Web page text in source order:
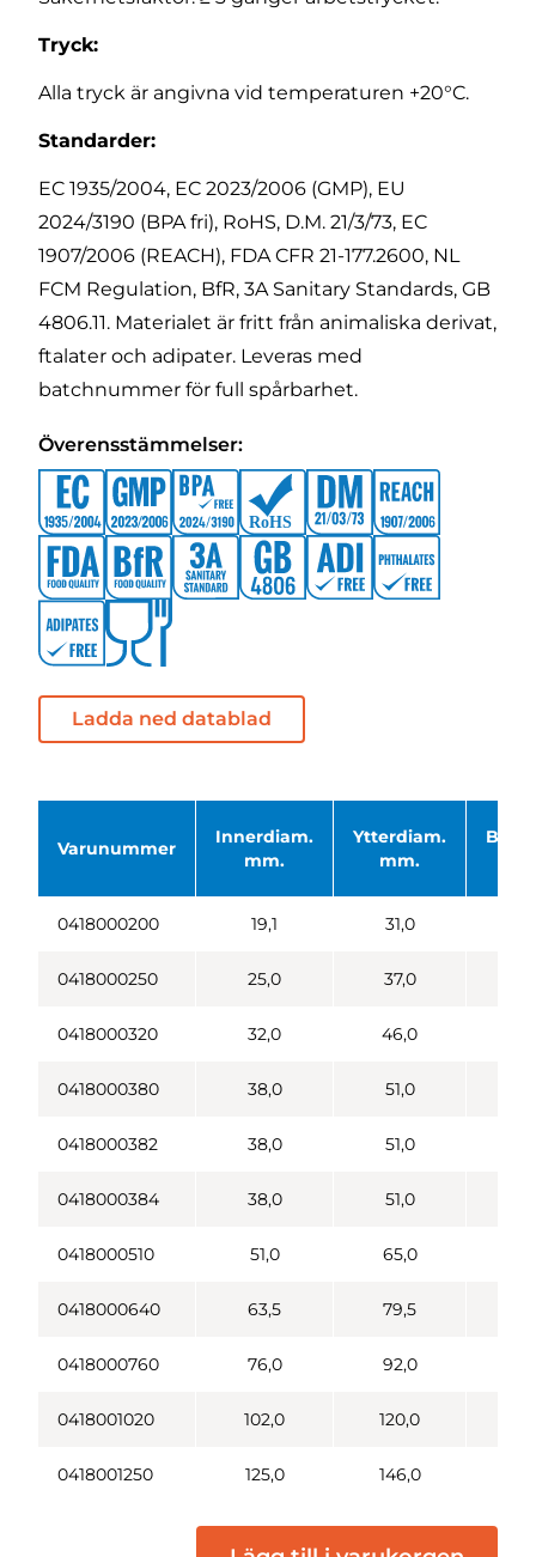
Tryck:
Alla tryck är angivna vid temperaturen +20°C.
Standarder:
EC 1935/2004, EC 2023/2006 (GMP), EU
2024/3190 (BPA fri), RoHS, D.M. 21/3/73, EC
1907/2006 (REACH), FDA CFR 21-177.2600, NL
FCM Regulation, BfR, 3A Sanitary Standards, GB
4806.11. Materialet är fritt från animaliska derivat,
ftalater och adipater. Leveras med
batchnummer för full spårbarhet.
Överensstämmelser:
Ladda ned datablad
Varunummer
Innerdiam.
mm.
Ytterdiam.
mm.
0418000200 19,1 31,0
0418000250 25,0 37,0
0418000320 32,0 46,0
0418000380 38,0 51,0
0418000382 38,0 51,0
0418000384 38,0 51,0
0418000510 51,0 65,0
0418000640 63,5 79,5
0418000760 76,0 92,0
0418001020 102,0 120,0
0418001250 125,0 146,0